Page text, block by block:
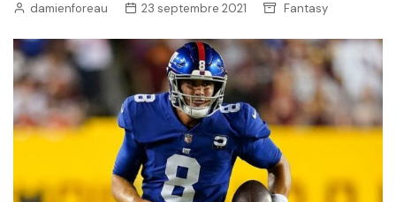
damienforeau 23 septembre 2021 Fantasy